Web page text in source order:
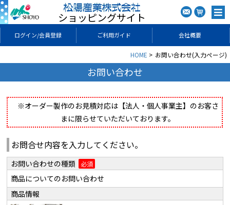
ショッピングサイト
ログイン/会員登録 ご利用ガイド 会社概要
HOME お問い合わせ(入力ページ)
お問い合わせ
※オーダー製作のお見積対応は【法人・個人事業主】のお客さ
まに限らせていただいております。
お問合せ内容を入力してください。
お問い合わせの種類 必須
商品についてのお問い合わせ
商品情報